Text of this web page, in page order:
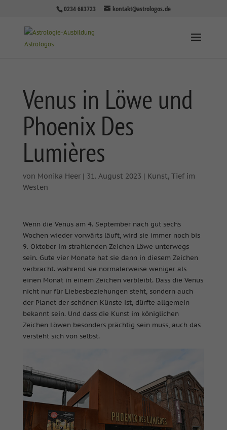
0234 683723 kontakt@astrologos.de
Venus in Löwe und
Phoenix Des
Lumières
von Monika Heer| 31. August 2023 | Kunst, Tief im
Westen
Wenn die Venus am 4. September nach gut sechs
Wochen wieder vorwärts läuft, wird sie immer noch bis
9. Oktober im strahlenden Zeichen Löwe unterwegs
sein. Gute vier Monate hat sie dann in diesem Zeichen
verbracht. während sie normalerweise weniger als
einen Monat in einem Zeichen verbleibt. Dass die Venus
nicht nur für Liebesbeziehungen steht, sondern auch
der Planet der schönen Künste ist, dürfte allgemein
bekannt sein. Und dass die Kunst im königlichen
Zeichen Löwen besonders prächtig sein muss, auch das
versteht sich von selbst.